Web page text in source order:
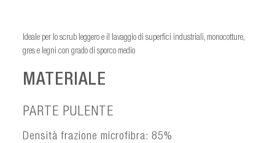
Ideale per lo scrub leggero e il lavaggio di superfici industriali, monocotture,
gres e legni con grado di sporco medio
MATERIALE
PARTE PULENTE
Densità frazione microfibra: 85%